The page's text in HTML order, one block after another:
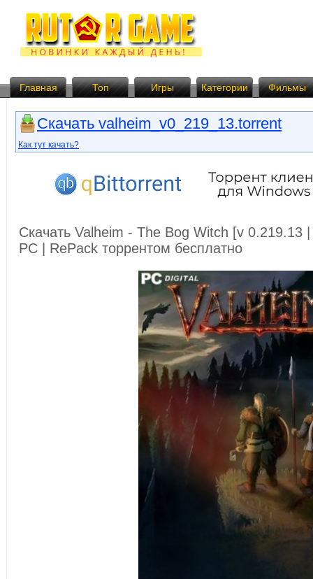
Главная Топ Игры Категории Фильмы
Скачать valheim_v0_219_13.torrent
Как тут качать?
Скачать Valheim - The Bog Witch [v 0.219.13
PC | RePack торрентом бесплатно